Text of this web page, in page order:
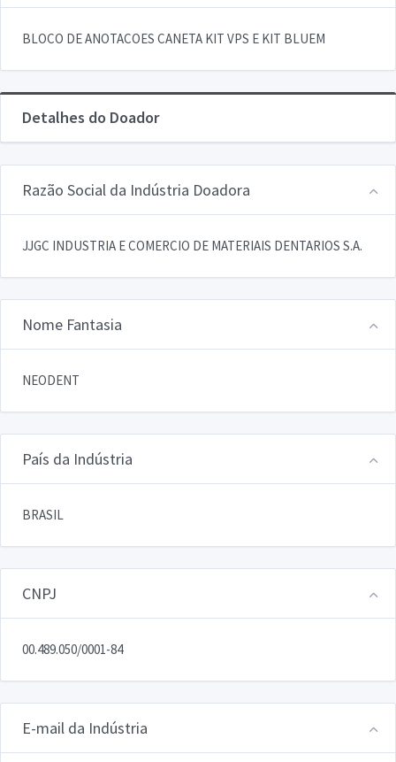
BLOCO DE ANOTACOES CANETA KIT VPS E KIT BLUEM
Detalhes do Doador
Razão Social da Indústria Doadora
JJGC INDUSTRIA E COMERCIO DE MATERIAIS DENTARIOS S.A.
Nome Fantasia
NEODENT
País da Indústria
BRASIL
CNPJ
00.489.050/0001-84
E-mail da Indústria